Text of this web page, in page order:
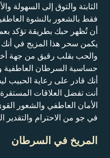
الثابتة والتوق إلى السهولة
فقط بالشعور بالنشوة
أن تُظهر حبك بطريقة تؤكد
يكمن سحر هذا المزيج في
والحب بقلب رقيق من جهة
حساسية السرطان العاطفية
أنك قادر على رعاية الحبيب
أنت تفضل العلاقات المستقرة
الأمان العاطفي والشعور
في جو من الاحترام والتقدير
المريخ في السرطان